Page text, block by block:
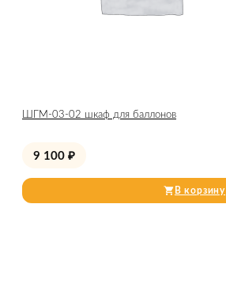
ШГМ-03-02 шкаф для баллонов
9 100 ₽
В корзину